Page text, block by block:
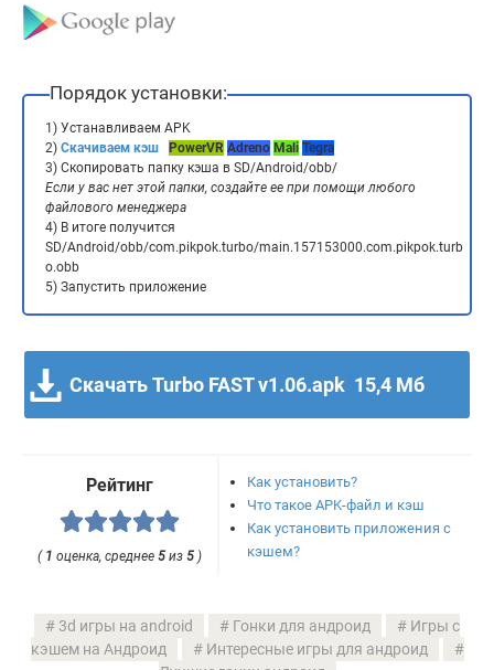
Порядок установки:
1) Устанавливаем APK
2) Скачиваем кэш PowerVR Adreno Mali Tegra
3) Скопировать папку кэша в SD/Android/obb/
Если у вас нет этой папки, создайте ее при помощи любого
файлового менеджера
4) В итоге получится
SD/Android/obb/com.pikpok.turbo/main.157153000.com.pikpok.turb
o.obb
5) Запустить приложение
Скачать Turbo FAST v1.06.apk 15,4 Мб
Рейтинг
( 1 оценка, среднее5 из5 )
Как установить?
Что такое APK-файл и кэш
Как установить приложения с
кэшем?
3d игры на android Гонки для андроид
Игры с
кэшем на Андроид
Интересные игры для андроид